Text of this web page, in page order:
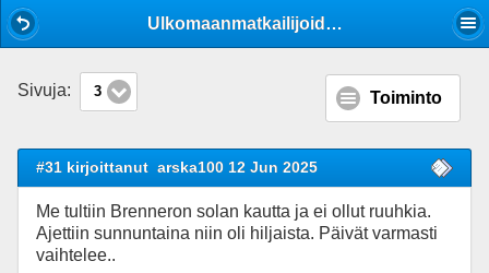
Ulkomaanmatkailijoiden rupatteluja
Sivuja: 3 Toiminto
#31 kirjoittanut arska100 12 Jun 2025
Me tultiin Brenneron solan kautta ja ei ollut ruuhkia.
Ajettiin sunnuntaina niin oli hiljaista. Päivät varmasti
vaihtelee..